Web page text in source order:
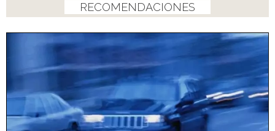
RECOMENDACIONES